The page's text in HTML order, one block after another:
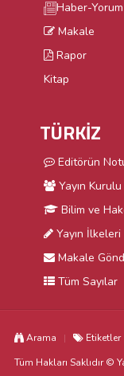
Haber-Yorum
Makale
Rapor
Kitap
TÜRKİZ
Editörün
Yayın Kurulu
Bilim ve
Yayın İlkeleri
Makale
Tüm Sayılar
Arama Etiketler
Tüm Hakları Saklıdır ©